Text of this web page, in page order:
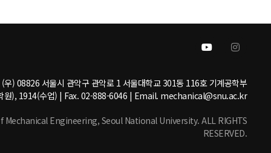
(우) 08826 서울시 관악구 관악로 1 서울대학교 301동 116호 기계공학부
원), 1914(수업) | Fax. 02-888-6046 | Email. mechanical@snu.ac.kr
Engineering, Seoul National University. ALL RIGHTS
RESERVED.